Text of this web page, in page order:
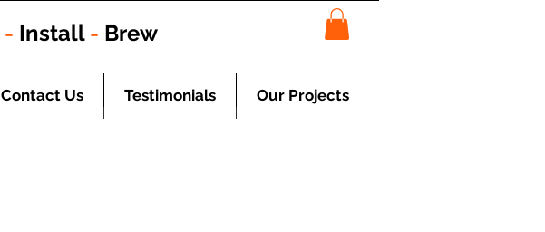
- Install - Brew
Contact Us Testimonials Our Projects